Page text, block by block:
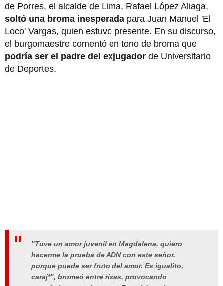
de Porres, el alcalde de Lima, Rafael López Aliaga,
soltó una broma inesperada para Juan Manuel 'El
Loco' Vargas, quien estuvo presente. En su discurso,
el burgomaestre comentó en tono de broma que
podría ser el padre del exjugador de Universitario
de Deportes.
"Tuve un amor juvenil en Magdalena, quiero
hacerme la prueba de ADN con este señor,
porque puede ser fruto del amor. Es igualito,
caraj*", bromeó entre risas, provocando